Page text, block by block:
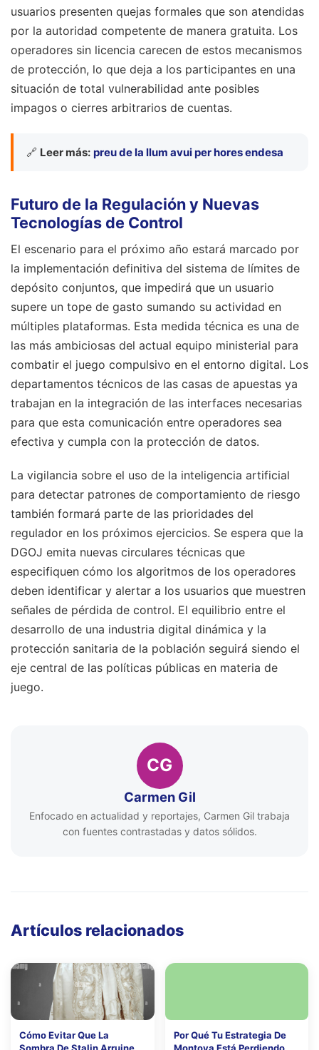
usuarios presenten quejas formales que son atendidas
por la autoridad competente de manera gratuita. Los
operadores sin licencia carecen de estos mecanismos
de protección, lo que deja a los participantes en una
situación de total vulnerabilidad ante posibles
impagos o cierres arbitrarios de cuentas.
🔗 Leer más: preu de la llum avui per hores endesa
Futuro de la Regulación y Nuevas
Tecnologías de Control
El escenario para el próximo año estará marcado por
la implementación definitiva del sistema de límites de
depósito conjuntos, que impedirá que un usuario
supere un tope de gasto sumando su actividad en
múltiples plataformas. Esta medida técnica es una de
las más ambiciosas del actual equipo ministerial para
combatir el juego compulsivo en el entorno digital. Los
departamentos técnicos de las casas de apuestas ya
trabajan en la integración de las interfaces necesarias
para que esta comunicación entre operadores sea
efectiva y cumpla con la protección de datos.
La vigilancia sobre el uso de la inteligencia artificial
para detectar patrones de comportamiento de riesgo
también formará parte de las prioridades del
regulador en los próximos ejercicios. Se espera que la
DGOJ emita nuevas circulares técnicas que
especifiquen cómo los algoritmos de los operadores
deben identificar y alertar a los usuarios que muestren
señales de pérdida de control. El equilibrio entre el
desarrollo de una industria digital dinámica y la
protección sanitaria de la población seguirá siendo el
eje central de las políticas públicas en materia de
juego.
CG
Carmen Gil
Enfocado en actualidad y reportajes, Carmen Gil trabaja
con fuentes contrastadas y datos sólidos.
Artículos relacionados
Cómo Evitar Que La
Sombra De Stalin Arruine
Por Qué Tu Estrategia De
Montoya Está Perdiendo